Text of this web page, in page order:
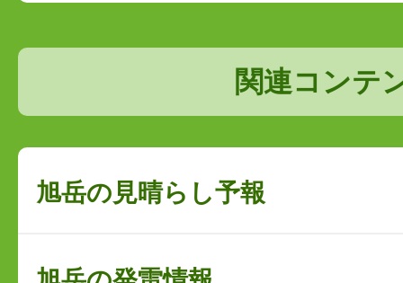
関連コンテ
旭岳の見晴らし予報